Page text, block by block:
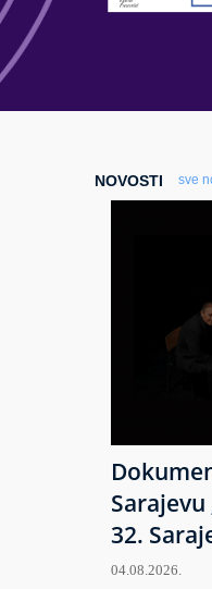
NOVOSTI sve
32.
04.08.2026.